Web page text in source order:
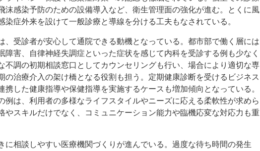
沫感染予防のための設備導入など、衛生管理面の強化が進む。とくに風
染症外来を設けて一般診療と導線を分ける工夫もなされている。
、受診者が安心して通院できる動機となっている。都市部で働く層には
障害、自律神経失調症といった症状を感じて内科を受診する例も少なく
不調の初期相談窓口としてカウンセリングも行い、場合により適切な専
の治療介入の架け橋となる役割も担う。定期健康診断を受けるビジネス
携した健康指導や保健指導を実施するケースも増加傾向となっている。
例は、利用者の多様なライフスタイルやニーズに応える柔軟性が求めら
やスキルだけでなく、コミュニケーション能力や臨機応変な対応力も重
に相談しやすい医療機関づくりが進んでいる。過度な待ち時間の発生